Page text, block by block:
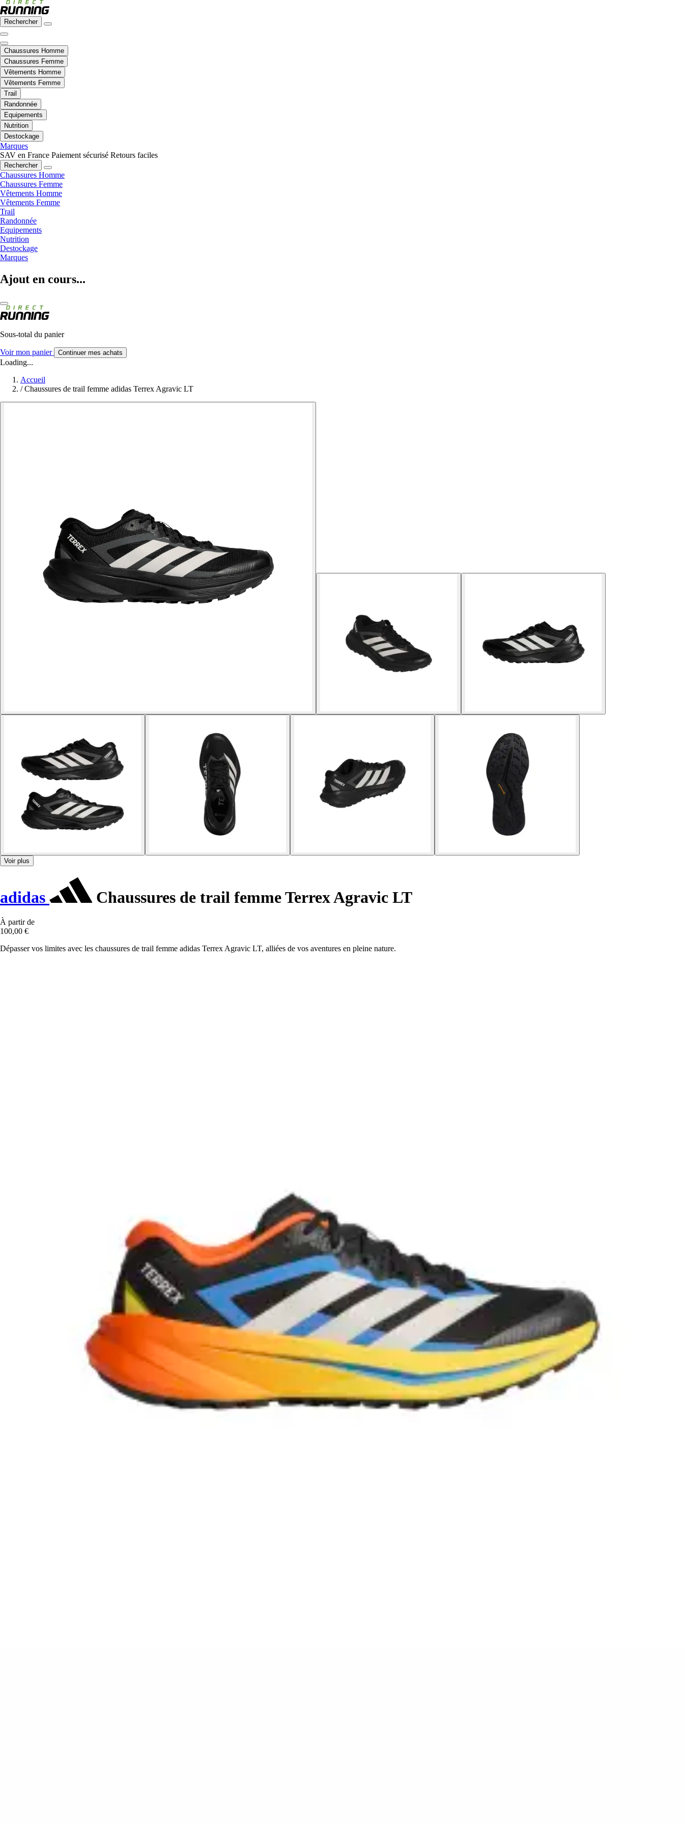
Rechercher
Chaussures Homme
Chaussures Femme
Vêtements Homme
Vêtements Femme
Trail
Randonnée
Equipements
Nutrition
Destockage
Marques
SAV en France Paiement sécurisé Retours faciles
Rechercher
Chaussures Homme
Chaussures Femme
Vêtements Homme
Vêtements Femme
Trail
Randonnée
Equipements
Nutrition
Destockage
Marques
Ajout en cours...
Sous-total du panier
Voir mon panier Continuer mes achats
Loading...
Accueil
/ Chaussures de trail femme adidas Terrex Agravic LT
Voir plus
adidas Chaussures de trail femme Terrex Agravic LT
À partir de
100,00 €
Dépasser vos limites avec les chaussures de trail femme adidas Terrex Agravic LT, alliées de vos aventures en pleine nature.